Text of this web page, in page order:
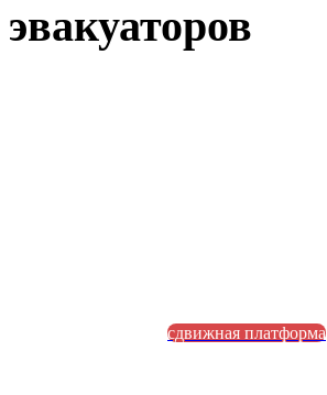
эвакуаторов
сдвижная платформа